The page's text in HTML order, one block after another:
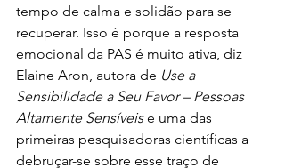
tempo de calma e solidão para se
recuperar. Isso é porque a resposta
emocional da PAS é muito ativa, diz
Elaine Aron, autora de Use a
Sensibilidade a Seu Favor – Pessoas
Altamente Sensíveis e uma das
primeiras pesquisadoras científicas a
debruçar-se sobre esse traço de